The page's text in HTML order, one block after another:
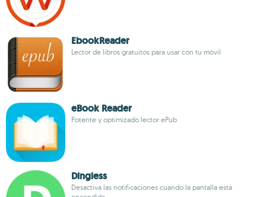
EbookReader
Lector de libros gratuitos para usar con tu móvil
eBook Reader
Potente y optimizado lector ePub
Dingless
Desactiva las notificaciones cuando la pantalla está